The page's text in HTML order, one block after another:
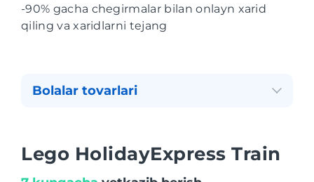
-90% gacha chegirmalar bilan onlayn xarid
qiling va xaridlarni tejang
Bolalar tovarlari
Lego HolidayExpress Train